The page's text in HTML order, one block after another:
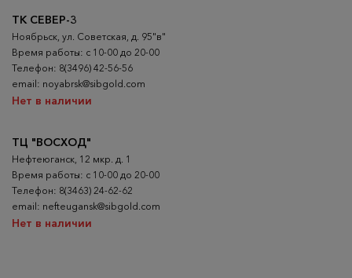
ТК СЕВЕР-3
Ноябрьск, ул. Советская, д. 95"в"
Время работы: с 10-00 до 20-00
Телефон: 8(3496) 42-56-56
email: noyabrsk@sibgold.com
Нет в наличии
ТЦ "ВОСХОД"
Нефтеюганск, 12 мкр. д. 1
Время работы: с 10-00 до 20-00
Телефон: 8(3463) 24-62-62
email: nefteugansk@sibgold.com
Нет в наличии